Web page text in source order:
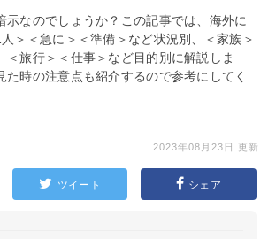
示なのでしょうか？この記事では、海外に
＞＜急に＞＜準備＞など状況別、＜家族＞
＜旅行＞＜仕事＞など目的別に解説しま
た時の注意点も紹介するので参考にしてく
2023年08月23日 更新
ツイート シェア